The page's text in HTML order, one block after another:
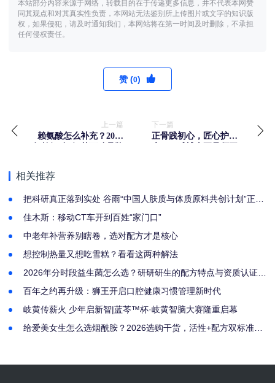
本站部分内容来源于网络，转载目的在于传递更多信息，并不代表本网赞
同其观点和对其真实性负责，本网站无法鉴别所上传图片或文字的知识版
权，如果侵犯，请及时通知我们，本网站将在第一时间及时删除，不承担
任何侵权责任。
赞 (0)
上一篇
赖氨酸怎么补充？2026
下一篇
正骨践初心，匠心护安
相关推荐
把科研真正落到实处 谷雨“中国人肤质与体质原料共创计划”正式
佳木斯：移动CT车开到百姓“家门口”
中老年补营养别瞎卷，选对配方才是核心
想控制热量又想吃雪糕？看看这两种解法
2026年分时段益生菌怎么选？研研研生的配方特点与资质认证解
百年之约再升级：狮王开启口腔健康习惯管理新时代
岐黄传薪火 少年启新智|蓝芩™杯·岐黄智脑大赛隆重启幕
给爱美女生怎么选烟酰胺？2026选购干货，活性+配方双标准筛